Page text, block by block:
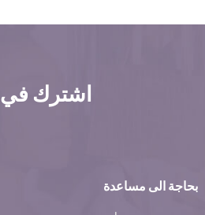
اشترك في
بحاجة الى مساعدة